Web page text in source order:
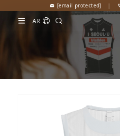
[email protected] |
AR